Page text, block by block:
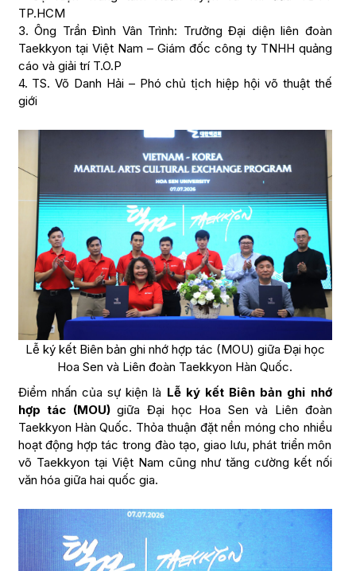
TP.HCM
3. Ông Trần Đình Vân Trình: Trưởng Đại diện liên đoàn
Taekkyon tại Việt Nam – Giám đốc công ty TNHH quảng
cáo và giải trí T.O.P
4. TS. Võ Danh Hải – Phó chủ tịch hiệp hội võ thuật thế
giới
Lễ ký kết Biên bản ghi nhớ hợp tác (MOU) giữa Đại học
Hoa Sen và Liên đoàn Taekkyon Hàn Quốc.
Điểm nhấn của sự kiện là Lễ ký kết Biên bản ghi nhớ
hợp tác (MOU)giữa Đại học Hoa Sen và Liên đoàn
Taekkyon Hàn Quốc. Thỏa thuận đặt nền móng cho nhiều
hoạt động hợp tác trong đào tạo, giao lưu, phát triển môn
võ Taekkyon tại Việt Nam cũng như tăng cường kết nối
văn hóa giữa hai quốc gia.